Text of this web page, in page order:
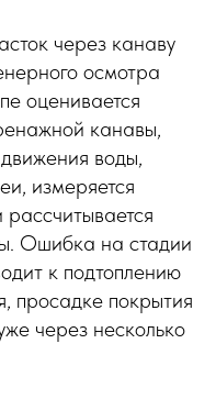
через канаву
осмотра
оценивается
канавы,
воды,
измеряется
Ошибка на стадии
к подтоплению
просадке покрытия
через несколько